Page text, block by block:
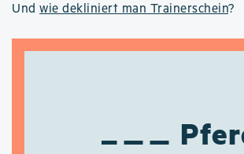
Und wie dekliniert man Trainerschein?